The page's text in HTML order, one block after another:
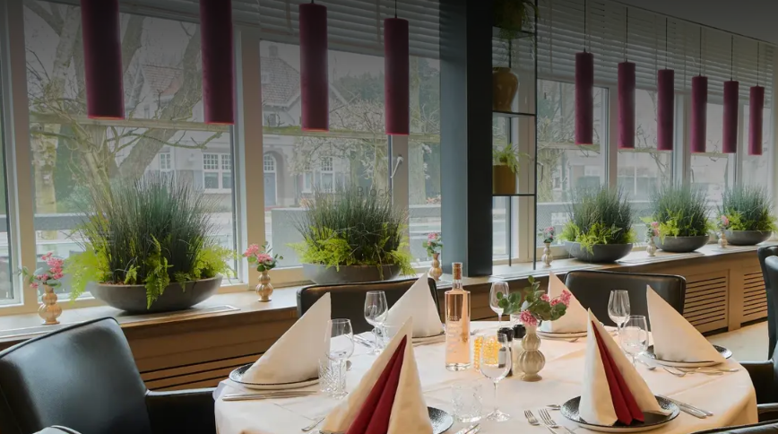
Vughtse Heide
128m²
De Vughtse Heide ist ein eleganter Saal. Dieser ist multifunktional nutzbar für formelle und private Anlässe. Der
Saal verfügt u.a. über Tageslicht, Klimaanlage und WLAN, ein eigenes Kaffeebuffet und einen Kühlschrank, der
mit Mineralwasser und Softgetränken gefüllt ist. Die Vughtse Heide ist bestens geeignet für einer Dinner oder
einen Empfang mit eigener Terrasse. Der Preis für de Vughtse Heide ist auf Anfrage erhältlich.
U-Form
15
Block
-
Kino
35
Schule
-
Empfang
60
Bankett
50
Exam
-
Kabarett
25
Carré
SAALAUSSTATTUNG
Im Saal
Tageslicht
Beamer
Rollstuhlgerecht
Flipchart
Leinwand
Mikrofon